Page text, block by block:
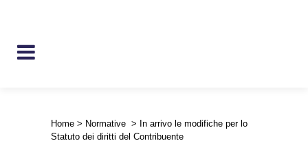
Home > Normative > In arrivo le modifiche per lo
Statuto dei diritti del Contribuente